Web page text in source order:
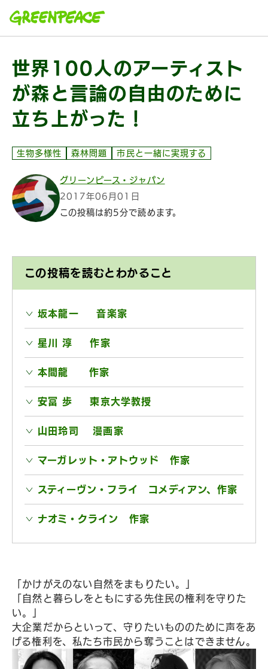
世界100人のアーティスト
が森と言論の自由のために
立ち上がった！
生物多様性 森林問題 市民と一緒に実現する
グリーンピース・ジャパン
2017年06月01日
この投稿は約5分で読めます。
この投稿を読むとわかること
坂本龍一 音楽家
星川 淳 作家
本間龍 作家
安冨 歩 東京大学教授
山田玲司 漫画家
マーガレット・アトウッド 作家
スティーヴン・フライ コメディアン、作家
ナオミ・クライン 作家
「かけがえのない自然をまもりたい。」
「自然と暮らしをともにする先住民の権利を守りた
い。」
大企業だからといって、守りたいもののために声をあ
げる権利を、私たち市民から奪うことはできません。